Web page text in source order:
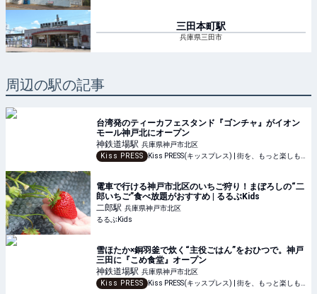
三田本町駅
兵庫県三田市
周辺の駅の記事
台湾発のティーカフェスタンド『ゴンチャ』がイオン
モール神戸北にオープン
神鉄道場駅 兵庫県神戸市北区
Kiss PRESS
電車で行ける神戸市北区のいちご狩り！まぼろしの“二
郎いちご”食べ放題がおすすめ | るるぶKids
二郎駅 兵庫県神戸市北区
るるぶKids
雪ほたか×銅羽釜で炊く“主役ごはん”をおひつで。神戸
三田に『こめ食堂』オープン
神鉄道場駅 兵庫県神戸市北区
Kiss PRESS